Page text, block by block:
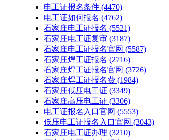
电工证报名条件 (4470)
电工证如何报名 (4762)
石家庄电工证报名 (5521)
石家庄电工证复审 (3187)
石家庄电工证报名官网 (5587)
石家庄焊工证报名 (2716)
石家庄焊工证报名官网 (3726)
石家庄焊工证报名费 (1984)
石家庄低压电工证 (3349)
石家庄高压电工证 (3306)
电工证报名入口官网 (5553)
低压电工证报名入口官网 (3043)
石家庄电工证办理 (3210)